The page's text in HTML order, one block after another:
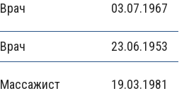
Врач 03.07.1967
Врач 23.06.1953
Массажист 19.03.1981